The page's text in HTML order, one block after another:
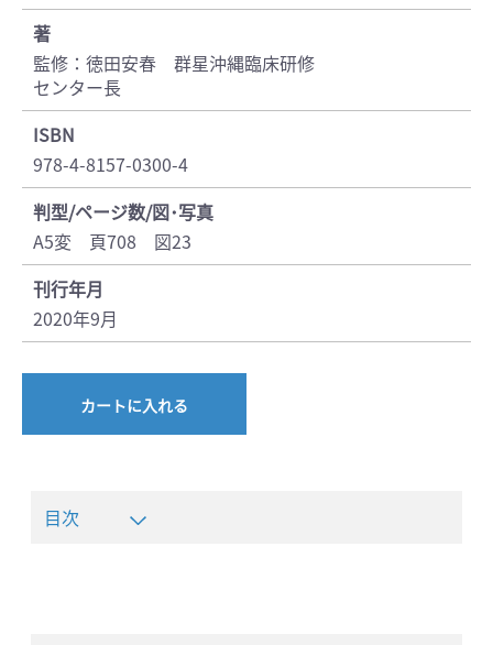
著
監修：徳田安春 群星沖縄臨床研修
センター長
ISBN
978-4-8157-0300-4
判型/ページ数/図･写真
A5変 頁708 図23
刊行年月
2020年9月
カートに入れる
目次